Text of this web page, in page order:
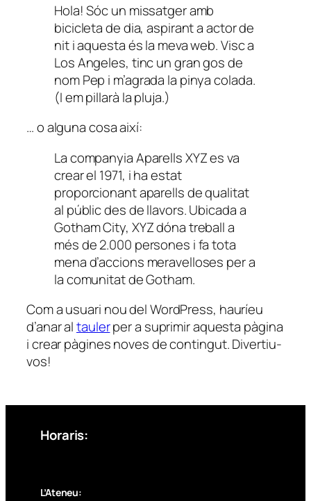
Hola! Sóc un missatger amb
bicicleta de dia, aspirant a actor de
nit i aquesta és la meva web. Visc a
Los Angeles, tinc un gran gos de
nom Pep i m’agrada la pinya colada.
(I em pillarà la pluja.)
… o alguna cosa així:
La companyia Aparells XYZ es va
crear el 1971, i ha estat
proporcionant aparells de qualitat
al públic des de llavors. Ubicada a
Gotham City, XYZ dóna treball a
més de 2.000 persones i fa tota
mena d’accions meravelloses per a
la comunitat de Gotham.
Com a usuari nou del WordPress, hauríeu
d’anar altaulerper a suprimir aquesta pàgina
i crear pàgines noves de contingut. Divertiu-
vos!
Horaris:
L’Ateneu: